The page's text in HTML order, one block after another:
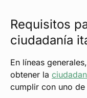
Requisitos
ciudadanía
En líneas
obtener la
cumplir con uno